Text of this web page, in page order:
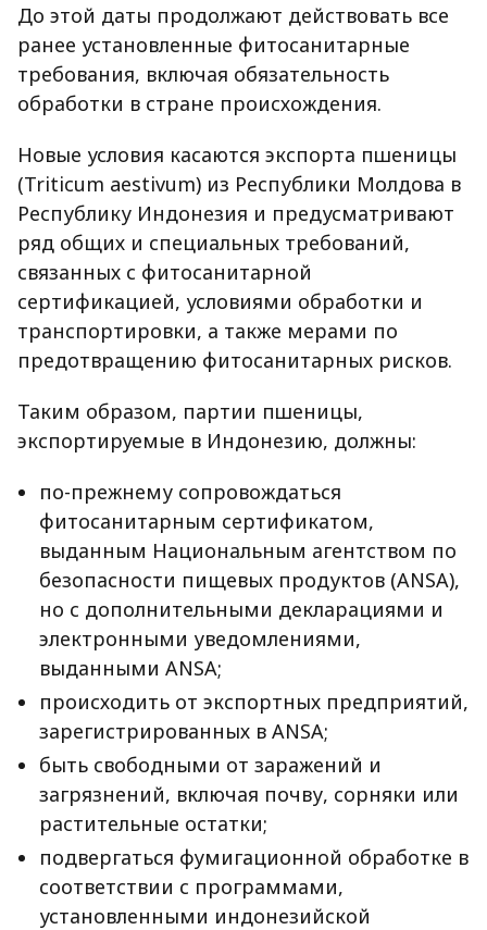
До этой даты продолжают действовать все
ранее установленные фитосанитарные
требования, включая обязательность
обработки в стране происхождения.
Новые условия касаются экспорта пшеницы
(Triticum aestivum) из Республики Молдова в
Республику Индонезия и предусматривают
ряд общих и специальных требований,
связанных с фитосанитарной
сертификацией, условиями обработки и
транспортировки, а также мерами по
предотвращению фитосанитарных рисков.
Таким образом, партии пшеницы,
экспортируемые в Индонезию, должны:
по-прежнему сопровождаться
фитосанитарным сертификатом,
выданным Национальным агентством по
безопасности пищевых продуктов (ANSA),
но с дополнительными декларациями и
электронными уведомлениями,
выданными ANSA;
происходить от экспортных предприятий,
зарегистрированных в ANSA;
быть свободными от заражений и
загрязнений, включая почву, сорняки или
растительные остатки;
подвергаться фумигационной обработке в
соответствии с программами,
установленными индонезийской